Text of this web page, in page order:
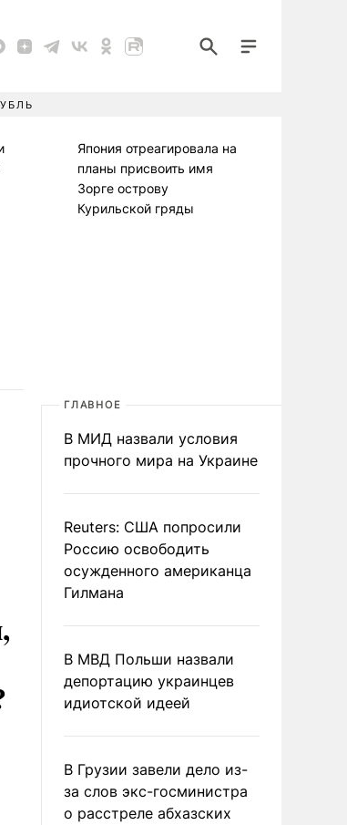
Япония отреагировала на
планы присвоить имя
Зорге острову
Курильской гряды
ГЛАВНОЕ
В МИД назвали условия
прочного мира на Украине
Reuters: США попросили
Россию освободить
осужденного американца
Гилмана
В МВД Польши назвали
депортацию украинцев
идиотской идеей
В Грузии завели дело из-
за слов экс-госминистра
о расстреле абхазских